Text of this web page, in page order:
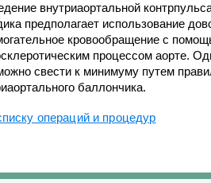
мозгового
внутриаортальной
предполагает использование
кровообращение с
процессом аорте.
свести к минимуму путем
баллончика.
операций и процедур